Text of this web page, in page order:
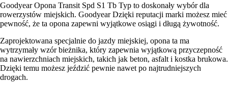
Goodyear Opona Transit Spd S1 Tb Typ to doskonały wybór dla
rowerzystów miejskich. Goodyear Dzięki reputacji marki możesz mieć
pewność, że ta opona zapewni wyjątkowe osiągi i długą żywotność.
Zaprojektowana specjalnie do jazdy miejskiej, opona ta ma
wytrzymały wzór bieżnika, który zapewnia wyjątkową przyczepność
na nawierzchniach miejskich, takich jak beton, asfalt i kostka brukowa.
Dzięki temu możesz jeździć pewnie nawet po najtrudniejszych
drogach.